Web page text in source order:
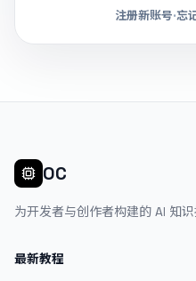
注册新账号·忘
OC
为开发者与创作者构建的 AI 知识
最新教程